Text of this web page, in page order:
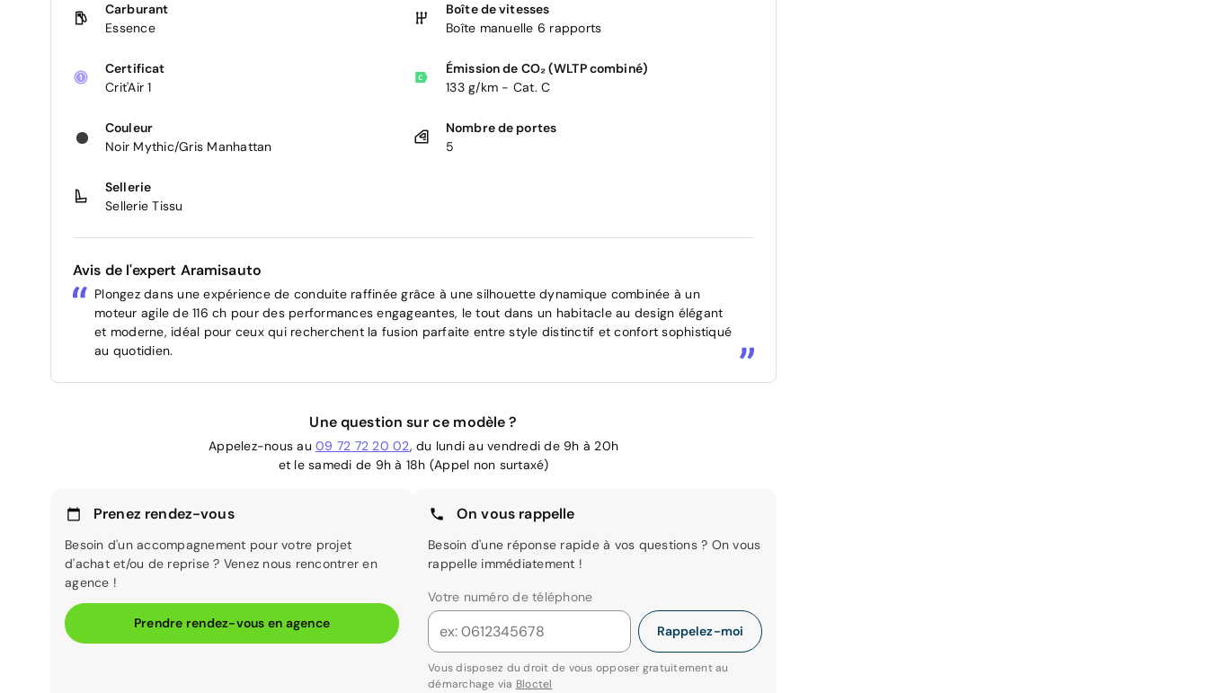
Carburant
Essence
Boîte de vitesses
Boîte manuelle 6 rapports
Certificat
Crit'Air 1
Émission de CO₂ (WLTP combiné)
133 g/km - Cat. C
Couleur
Noir Mythic/Gris Manhattan
Nombre de portes
5
Sellerie
Sellerie Tissu
Avis de l'expert Aramisauto
Plongez dans une expérience de conduite raffinée grâce à une silhouette dynamique combinée à un
moteur agile de 116 ch pour des performances engageantes, le tout dans un habitacle au design élégant
et moderne, idéal pour ceux qui recherchent la fusion parfaite entre style distinctif et confort sophistiqué
au quotidien.
Une question sur ce modèle ?
Appelez-nous au 09 72 72 20 02, du lundi au vendredi de 9h à 20h
et le samedi de 9h à 18h (Appel non surtaxé)
Prenez rendez-vous
Besoin d'un accompagnement pour votre projet
d'achat et/ou de reprise ? Venez nous rencontrer en
agence !
Prendre rendez-vous en agence
On vous rappelle
Besoin d'une réponse rapide à vos questions ? On vous
rappelle immédiatement !
Votre numéro de téléphone
Rappelez-moi
Vous disposez du droit de vous opposer gratuitement au
démarchage via Bloctel